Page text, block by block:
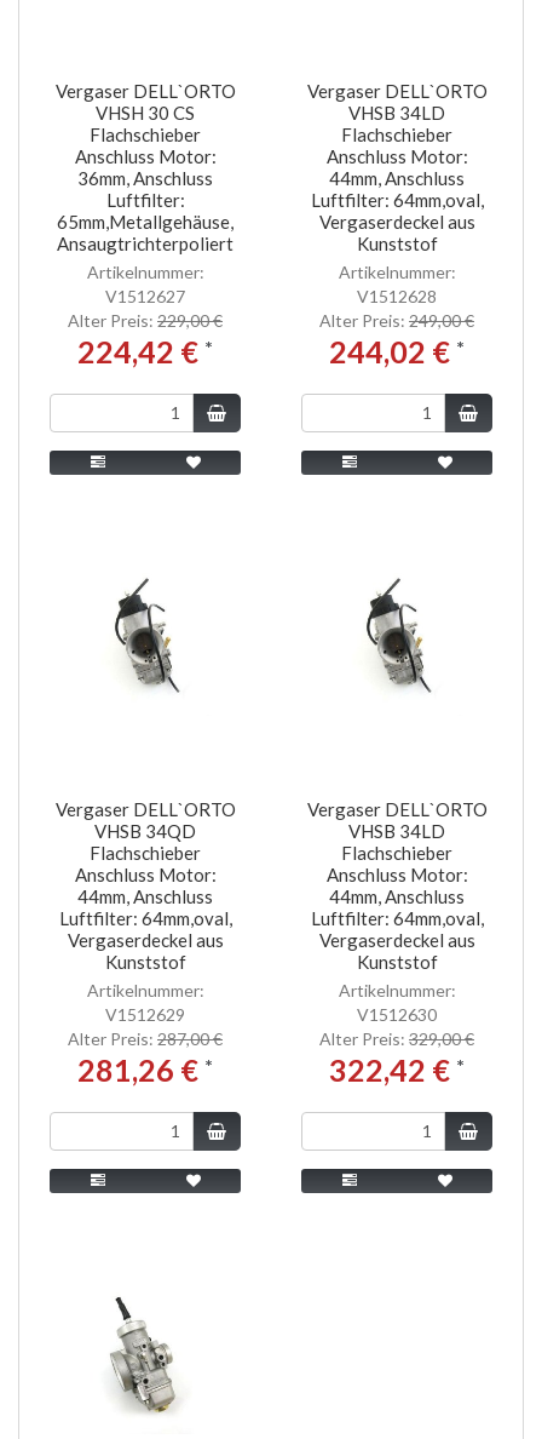
Vergaser DELL`ORTO
VHSH 30 CS
Flachschieber
Anschluss Motor:
36mm, Anschluss
Luftfilter:
65mm,Metallgehäuse,
Ansaugtrichterpoliert
Artikelnummer:
V1512627
Alter Preis: 229,00 €
224,42 € *
Vergaser DELL`ORTO
VHSB 34LD
Flachschieber
Anschluss Motor:
44mm, Anschluss
Luftfilter: 64mm,oval,
Vergaserdeckel aus
Kunststof
Artikelnummer:
V1512628
Alter Preis: 249,00 €
244,02 € *
Vergaser DELL`ORTO
VHSB 34QD
Flachschieber
Anschluss Motor:
44mm, Anschluss
Luftfilter: 64mm,oval,
Vergaserdeckel aus
Kunststof
Artikelnummer:
V1512629
Alter Preis: 287,00 €
281,26 € *
Vergaser DELL`ORTO
VHSB 34LD
Flachschieber
Anschluss Motor:
44mm, Anschluss
Luftfilter: 64mm,oval,
Vergaserdeckel aus
Kunststof
Artikelnummer:
V1512630
Alter Preis: 329,00 €
322,42 € *